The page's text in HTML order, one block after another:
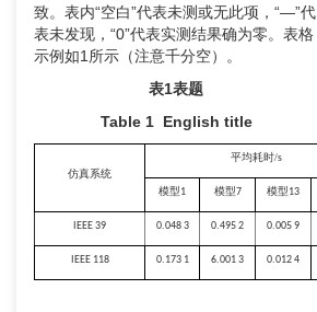
致。表内“空白”代表未测或无此项，“—”代
表未发现，“0”代表实测结果确为零。表格
示例如1所示（注意千分空）。
表1表题
Table 1 English title
仿真系统
平均耗时/s
模型1 模型7 模型13
IEEE39 0.048 3 0.4952 0.0059
IEEE 118 0.173 1 6.0013 0.0124